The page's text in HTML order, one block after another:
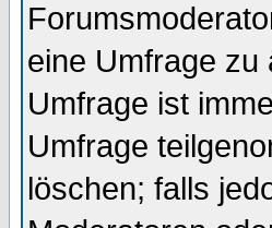
eine Umfrage zu
Umfrage ist
Umfrage
löschen; falls